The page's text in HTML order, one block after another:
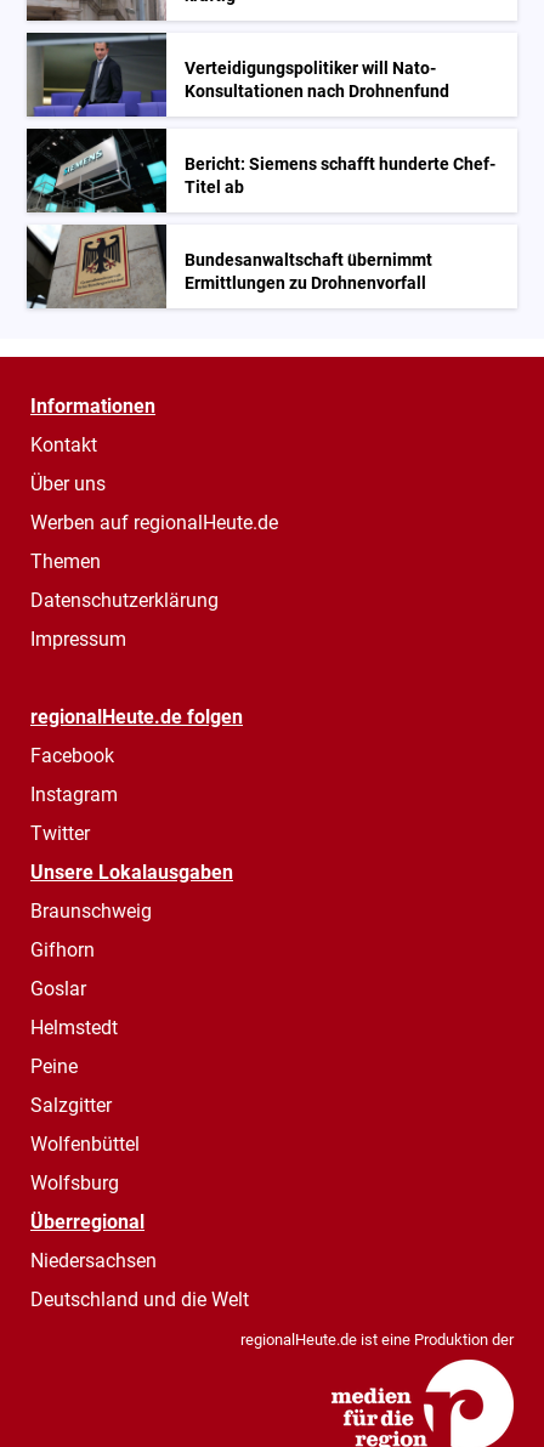
Verteidigungspolitiker will Nato-
Konsultationen nach Drohnenfund
Bericht: Siemens schafft hunderte Chef-
Titel ab
Bundesanwaltschaft übernimmt
Ermittlungen zu Drohnenvorfall
Informationen
Kontakt
Über uns
Werben auf regionalHeute.de
Themen
Datenschutzerklärung
Impressum
regionalHeute.de folgen
Facebook
Instagram
Twitter
Unsere Lokalausgaben
Braunschweig
Gifhorn
Goslar
Helmstedt
Peine
Salzgitter
Wolfenbüttel
Wolfsburg
Überregional
Niedersachsen
Deutschland und die Welt
regionalHeute.de ist eine Produktion der